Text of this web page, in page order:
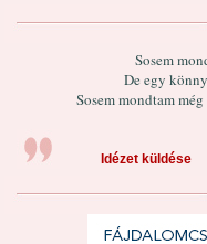
Sosem
De egy
Sosem mondtam
Idézet küldése